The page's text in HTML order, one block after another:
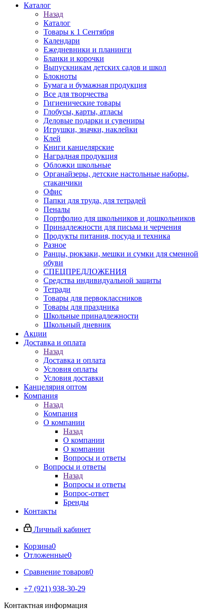
Каталог
Назад
Каталог
Товары к 1 Сентября
Календари
Ежедневники и планинги
Бланки и корочки
Выпускникам детских садов и школ
Блокноты
Бумага и бумажная продукция
Все для творчества
Гигиенические товары
Глобусы, карты, атласы
Деловые подарки и сувениры
Игрушки, значки, наклейки
Клей
Книги канцелярские
Наградная продукция
Обложки школьные
Органайзеры, детские настольные наборы,
стаканчики
Офис
Папки для труда, для тетрадей
Пеналы
Портфолио для школьников и дошкольников
Принадлежности для письма и черчения
Продукты питания, посуда и техника
Разное
Ранцы, рюкзаки, мешки и сумки для сменной
обуви
СПЕЦПРЕДЛОЖЕНИЯ
Средства индивидуальной защиты
Тетради
Товары для первоклассников
Товары для праздника
Школьные принадлежности
Школьный дневник
Акции
Доставка и оплата
Назад
Доставка и оплата
Условия оплаты
Условия доставки
Канцелярия оптом
Компания
Назад
Компания
О компании
Назад
О компании
О компании
Вопросы и ответы
Вопросы и ответы
Назад
Вопросы и ответы
Вопрос-ответ
Бренды
Контакты
Личный кабинет
Корзина0
Отложенные0
Сравнение товаров0
+7 (921) 938-30-29
Контактная информация